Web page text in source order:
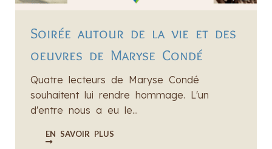
Soirée autour de la vie et des
oeuvres de Maryse Condé
Quatre lecteurs de Maryse Condé
souhaitent lui rendre hommage. L'un
d'entre nous a eu le...
EN SAVOIR PLUS